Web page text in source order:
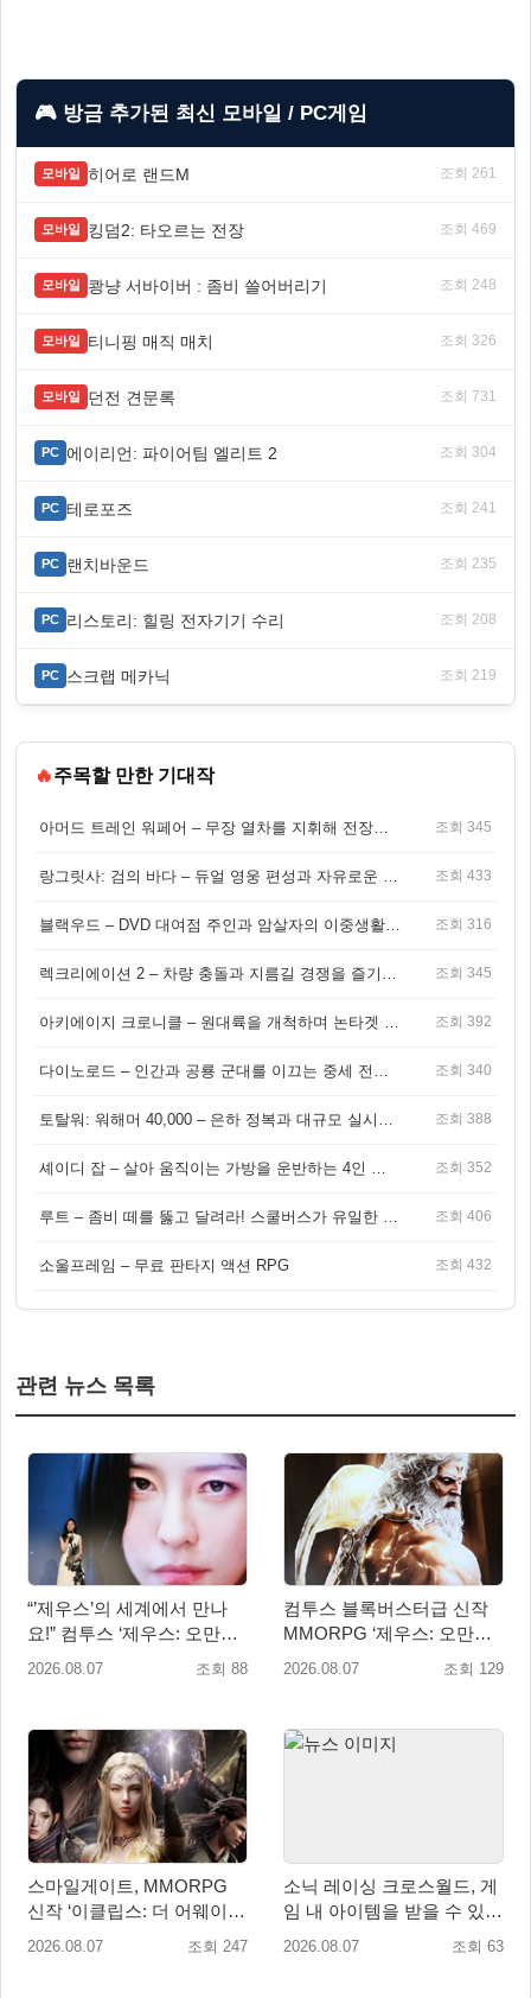
🎮 방금 추가된 최신 모바일 / PC게임
모바일 히어로 랜드M 조회 261
모바일 킹덤2: 타오르는 전장 조회 469
모바일 쾅냥 서바이버 : 좀비 쓸어버리기 조회 248
모바일 티니핑 매직 매치 조회 326
모바일 던전 견문록 조회 731
PC 에이리언: 파이어팀 엘리트 2 조회 304
PC 테로포즈 조회 241
PC 랜치바운드 조회 235
PC 리스토리: 힐링 전자기기 수리 조회 208
PC 스크랩 메카닉 조회 219
🔥주목할 만한 기대작
조회 345
조회 433
조회 316
조회 345
조회 392
조회 340
조회 388
조회 352
조회 406
소울프레임 – 무료 판타지 액션 RPG 조회 432
관련 뉴스 목록
“’제우스’의 세계에서 만나
요!” 컴투스 ‘제우스: 오만의
신’ 쇼케이스 찾은 배우 박지
2026.08.07 조회 88
컴투스 블록버스터급 신작
MMORPG ‘제우스: 오만의
신’, 8월 26일 출시!
2026.08.07 조회 129
스마일게이트, MMORPG
신작 ‘이클립스: 더 어웨이크
닝’ 9월 10일 론칭!
2026.08.07 조회 247
소닉 레이싱 크로스월드, 게
임 내 아이템을 받을 수 있는
‘레전드 대회 라운드 7’ 개최!
2026.08.07 조회 63